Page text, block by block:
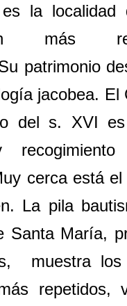
es la localidad
más
patrimonio
jacobea. El
del s. XVI
cerca está el
La pila
Santa María,
muestra los
repetidos,